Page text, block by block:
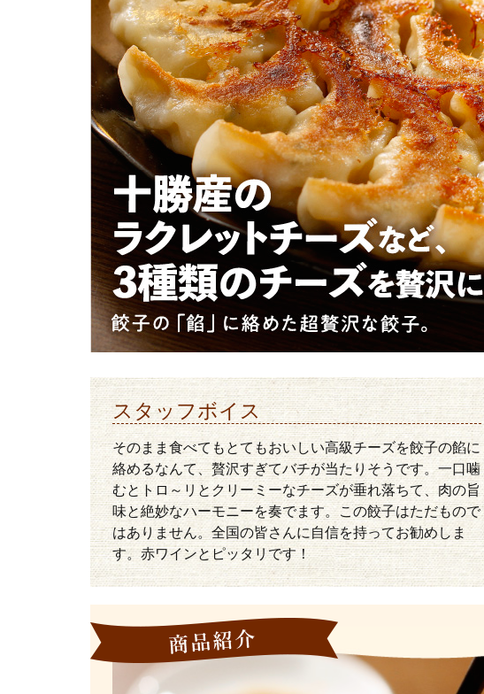
スタッフボイス
そのまま食べてもとてもおいしい高級チーズを餃子の餡に
絡めるなんて、贅沢すぎてバチが当たりそうです。一口噛
むとトロ～リとクリーミーなチーズが垂れ落ちて、肉の旨
味と絶妙なハーモニーを奏でます。この餃子はただもので
はありません。全国の皆さんに自信を持ってお勧めしま
す。赤ワインとピッタリです！